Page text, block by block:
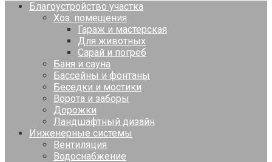
Благоустройство участка
Хоз. помещения
Гараж и мастерская
Для животных
Сарай и погреб
Баня и сауна
Бассейны и фонтаны
Беседки и мостики
Ворота и заборы
Дорожки
Ландшафтный дизайн
Инженерные системы
Вентиляция
Водоснабжение